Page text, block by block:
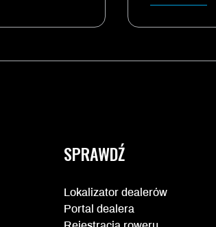
SPRAWDŹ
Lokalizator dealerów
Portal dealera